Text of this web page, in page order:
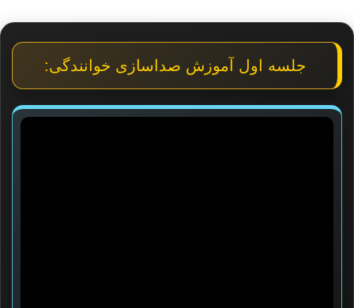
جلسه اول آموزش صداسازی خوانندگی: